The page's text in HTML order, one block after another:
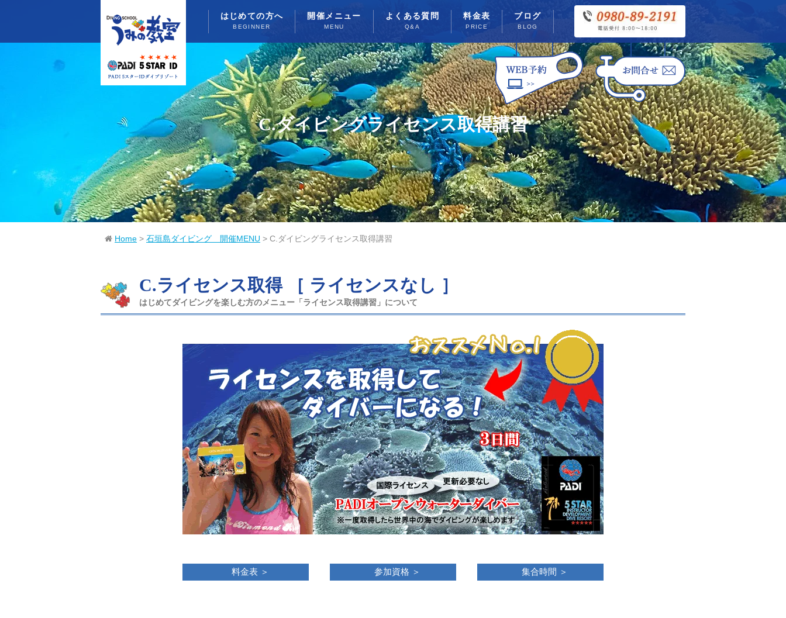
はじめての方へ
BEGINNER
開催メニュー
MENU
よくある質問
Q&A
料金表
PRICE
ブログ
BLOG
C.ダイビングライセンス取得講習
Home > 石垣島ダイビング 開催MENU > C.ダイビングライセンス取得講習
C.ライセンス取得［ ライセンスなし ］
はじめてダイビングを楽しむ方のメニュー「ライセンス取得講習」について
料金表＞ 参加資格 ＞ 集合時間 ＞